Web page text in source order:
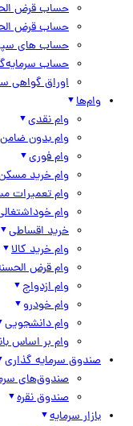
حساب قرض
حساب قرض
حساب های سپرده
حساب
اوراق گواهی سپرده
وام‌ها
وام نقدی
وام بدون ضامن
وام فوری
وام خرید مسکن
وام تعمیرات مسکن
وام خوداشتغالی
خرید اقساطی
وام خرید کالا
وام قرض الحسنه
وام ازدواج
وام خودرو
وام دانشجویی
وام بر اساس بانک
صندوق سرمایه گذاری
صندوق‌های
صندوق نقره
بازار سرمایه